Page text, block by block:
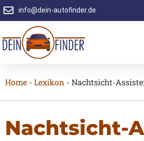
info@dein-autofinder.de
Home - Lexikon - Nachtsicht-
Nachtsicht-